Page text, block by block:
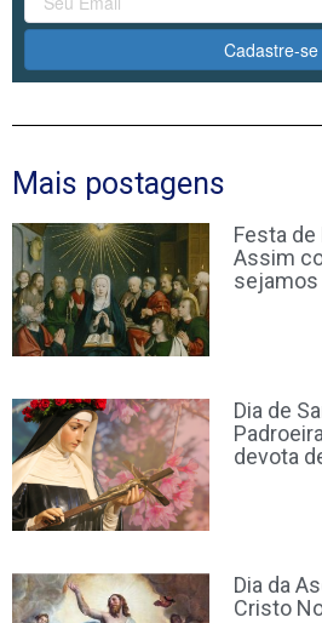
Cadastre-se
Mais postagens
Festa
Assim
sejamos
Dia de
devota
Dia da
Cristo